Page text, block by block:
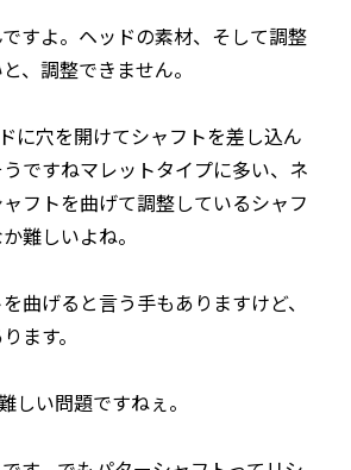
ですよ。ヘッドの素材、そして調整
、調整できません。
に穴を開けてシャフトを差し込ん
ですねマレットタイプに多い、ネ
フトを曲げて調整しているシャフ
難しいよね。
曲げると言う手もありますけど、
ます。
しい問題ですねぇ。